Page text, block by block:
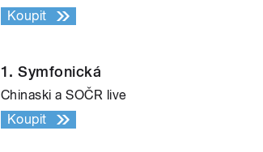
Koupit
1. Symfonická
Chinaski a SOČR live
Koupit